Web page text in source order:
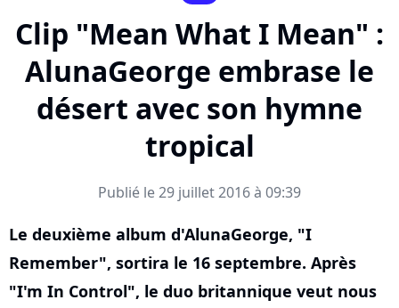
Clip "Mean What I Mean" :
AlunaGeorge embrase le
désert avec son hymne
tropical
Publié le 29 juillet 2016 à 09:39
Le deuxième album d'AlunaGeorge, "I
Remember", sortira le 16 septembre. Après
"I'm In Control", le duo britannique veut nous